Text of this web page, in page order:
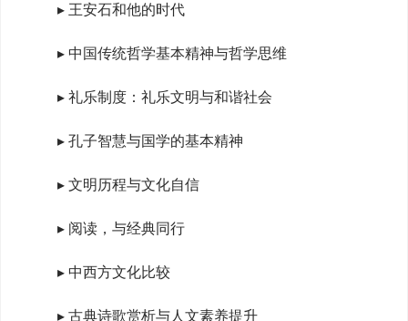
▸ 王安石和他的时代
▸ 中国传统哲学基本精神与哲学思维
▸ 礼乐制度：礼乐文明与和谐社会
▸ 孔子智慧与国学的基本精神
▸ 文明历程与文化自信
▸ 阅读，与经典同行
▸ 中西方文化比较
▸ 古典诗歌赏析与人文素养提升